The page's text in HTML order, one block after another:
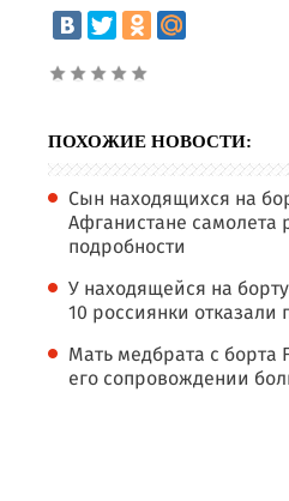
ПОХОЖИЕ НОВОСТИ:
Сын находящихся на
Афганистане самолета
подробности
У находящейся на
10 россиянки отказали
Мать медбрата с борта
его сопровождении